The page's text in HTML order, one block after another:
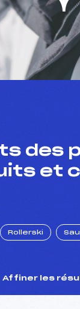
des
et
Rollerski
Affiner les